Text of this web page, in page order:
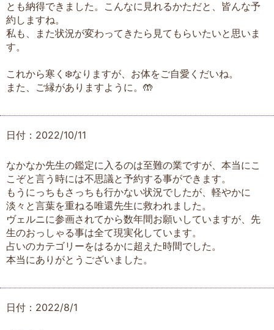
とも納得できました。こんなに見れるかただと、皆んな予
約しますね。
私も、また状況が変わってきたら見てもらいたいと思いま
す。
これから寒く❄️なりますが、お体をご自愛くだいね。
また、ご縁がありますように。🤲
日付：2022/10/11
なかなか先生の鑑定に入るのは至難の業ですが、本当にこ
こぞと言う時には不思議と予約する事ができます。
もうにっちもさっちも行かない状況でしたが、軽やかに
淡々と言葉を重ねる唯還先生に救われました。
ヴェルニに参画されてから数年間お願いしていますが、先
生のおっしゃる事は全て現実化しています。
占いのカテゴリーをはるかに超えた時間でした。
本当にありがとうございました。
日付：2022/8/1